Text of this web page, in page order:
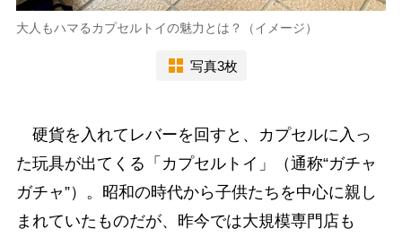
大人もハマるカプセルトイの魅力とは？（イメージ）
写真3枚
硬貨を入れてレバーを回すと、カプセルに入っ
た玩具が出てくる「カプセルトイ」（通称“ガチャ
ガチャ”）。昭和の時代から子供たちを中心に親し
まれていたものだが、昨今では大規模専門店も